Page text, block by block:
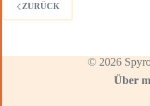
ZURÜCK
© 2026
Über